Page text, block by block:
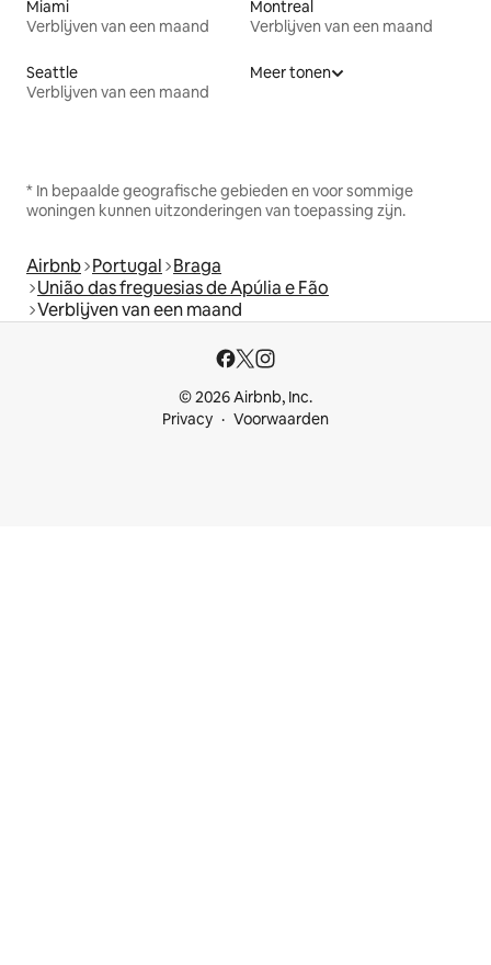
Miami
Verblijven van een maand
Montreal
Verblijven van een maand
Seattle
Verblijven van een maand
Meer tonen
* In bepaalde geografische gebieden en voor sommige
woningen kunnen uitzonderingen van toepassing zijn.
Airbnb Portugal Braga
União das freguesias de Apúlia e Fão
Verblijven van een maand
© 2026 Airbnb, Inc.
Privacy
Voorwaarden